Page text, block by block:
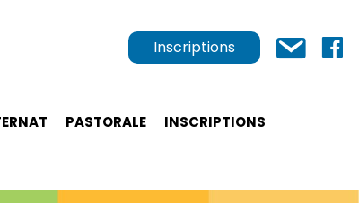
Inscriptions
PASTORALE
INSCRIPTIONS